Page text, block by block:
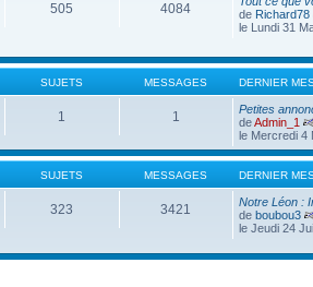
505 4084
de Richard78
le Lundi 31
SUJETS MESSAGES DERNIER
1 1
Petites
deAdmin_1
le Mercredi 4
SUJETS MESSAGES DERNIER
323 3421
Notre Léon :
deboubou3
le Jeudi 24